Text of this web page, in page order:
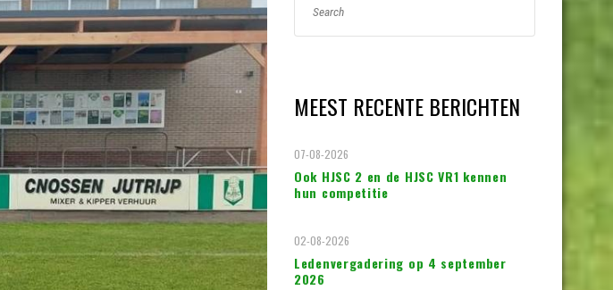
MEEST RECENTE BERICHTEN
Ook HJSC 2 en de HJSC VR1 kennen
hun competitie
07-08-2026
Ledenvergadering op 4 september
2026
02-08-2026